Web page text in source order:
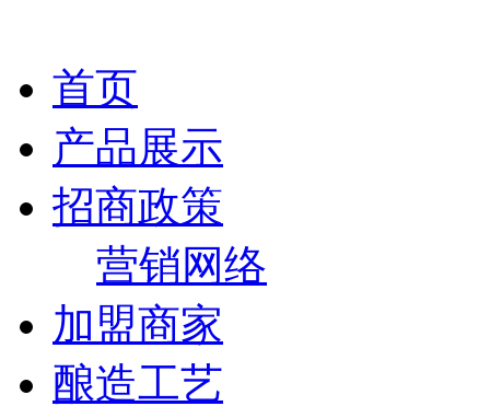
首页
产品展示
招商政策
营销网络
加盟商家
酿造工艺